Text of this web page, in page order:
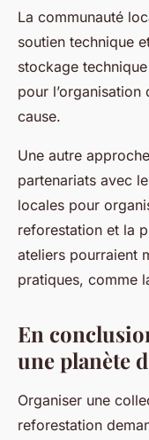
La communauté
soutien technique
stockage
pour
cause.
Une autre
partenariats avec
locales pour
reforestation et la
ateliers pourraient
pratiques, comme
En
une planète
Organiser une
reforestation